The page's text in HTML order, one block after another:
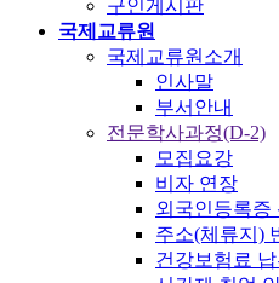
구인게시판
국제교류원
국제교류원소개
인사말
부서안내
전문학사과정(D-2)
모집요강
비자 연장
외국인등록증
주소(체류지)
건강보험료